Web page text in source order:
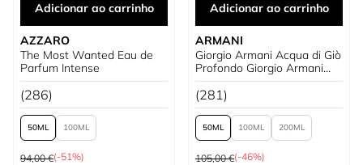
Adicionar ao carrinho
AZZARO
The Most Wanted Eau de
Parfum Intense
(286)
50 100
Preço Normal
94,00 €(-51%)
Adicionar ao carrinho
ARMANI
Giorgio Armani Acqua di Giò
Profondo Giorgio Armani
para homem
(281)
50 100 200
Preço Normal
105,00 €(-46%)